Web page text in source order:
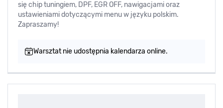
się chip tuningiem, DPF, EGR OFF, nawigacjami oraz
ustawieniami dotyczącymi menu w języku polskim.
Zapraszamy!
Warsztat nie udostępnia kalendarza online.